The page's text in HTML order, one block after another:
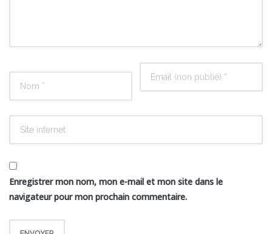
Enregistrer mon nom, mon e-mail et mon site dans le
navigateur pour mon prochain commentaire.